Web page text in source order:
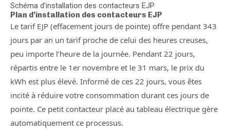
Schéma d’installation des contacteurs EJP
Plan d’installation des contacteurs EJP
Le tarif EJP (effacement jours de pointe) offre pendant 343
jours par an un tarif proche de celui des heures creuses,
peu importe l’heure de la journée. Pendant 22 jours,
répartis entre le 1er novembre et le 31 mars, le prix du
kWh est plus élevé. Informé de ces 22 jours, vous êtes
incité à réduire votre consommation durant ces jours de
pointe. Ce petit contacteur placé au tableau électrique gère
automatiquement ce processus.